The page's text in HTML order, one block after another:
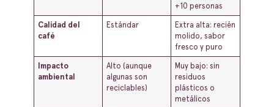
+10 personas
Calidad del
café
Estándar
Extra alta: recién
molido, sabor
fresco y puro
Impacto
ambiental
Alto (aunque
algunas son
reciclables)
Muy bajo: sin
residuos
plásticos o
metálicos